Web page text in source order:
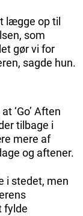
lægge op til
som
gør vi for
sagde hun.
‘Go’ Aften
tilbage i
mere af
og aftener.
i stedet, men
fylde